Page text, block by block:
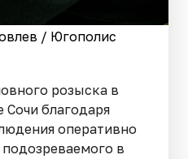
/ Югополис
розыска в
благодаря
оперативно
в